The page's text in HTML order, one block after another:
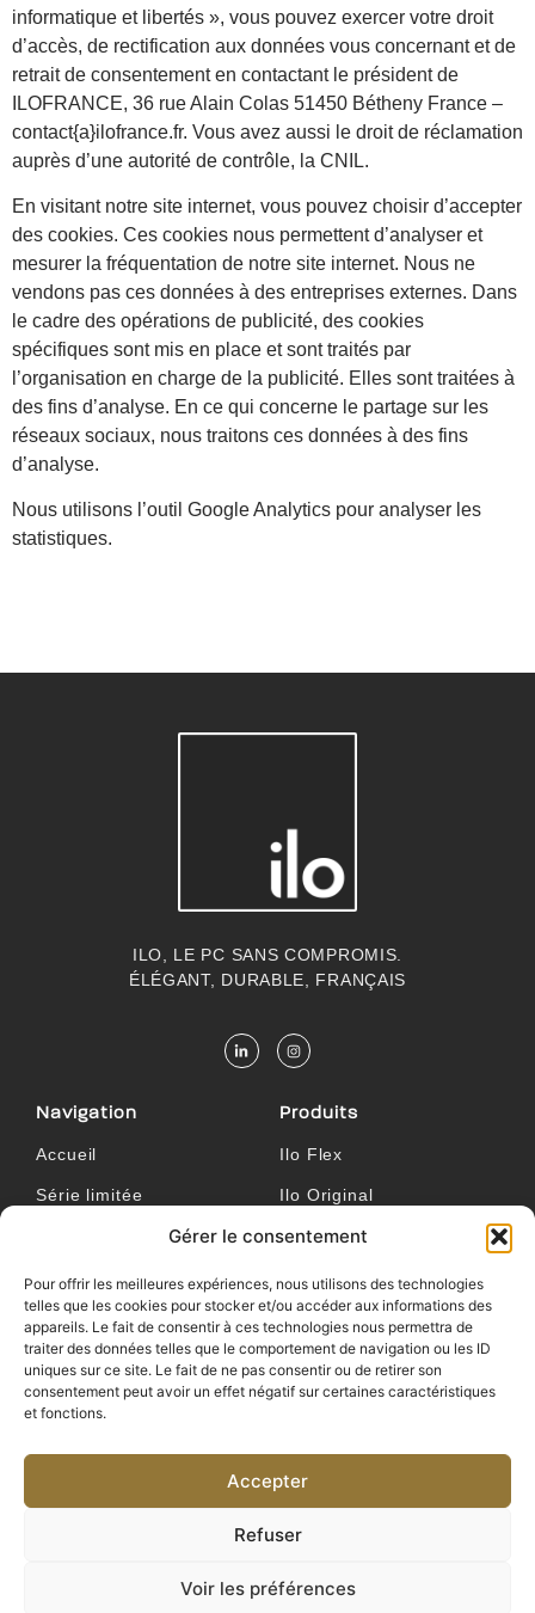
Gérer le consentement
Pour offrir les meilleures expériences, nous utilisons des technologies
telles que les cookies pour stocker et/ou accéder aux informations des
appareils. Le fait de consentir à ces technologies nous permettra de
traiter des données telles que le comportement de navigation ou les ID
uniques sur ce site. Le fait de ne pas consentir ou de retirer son
consentement peut avoir un effet négatif sur certaines caractéristiques
et fonctions.
Accepter
Refuser
Voir les préférences
informatique et libertés », vous pouvez exercer votre droit
d’accès, de rectification aux données vous concernant et de
retrait de consentement en contactant le président de
ILOFRANCE, 36 rue Alain Colas 51450 Bétheny France –
contact{a}ilofrance.fr. Vous avez aussi le droit de réclamation
auprès d’une autorité de contrôle, la CNIL.
En visitant notre site internet, vous pouvez choisir d’accepter
des cookies. Ces cookies nous permettent d’analyser et
mesurer la fréquentation de notre site internet. Nous ne
vendons pas ces données à des entreprises externes. Dans
le cadre des opérations de publicité, des cookies
spécifiques sont mis en place et sont traités par
l’organisation en charge de la publicité. Elles sont traitées à
des fins d’analyse. En ce qui concerne le partage sur les
réseaux sociaux, nous traitons ces données à des fins
d’analyse.
Nous utilisons l’outil Google Analytics pour analyser les
statistiques.
ILO, LE PC SANS COMPROMIS.
ÉLÉGANT, DURABLE, FRANÇAIS
Navigation
Accueil
Série limitée
Mentions légales
CGV
Produits
Ilo Flex
Ilo Original
Ilo Plus
Contact
Pour aller plus loin :
Du lundi au vendredi 9h00 - 18h00
Nous contacter